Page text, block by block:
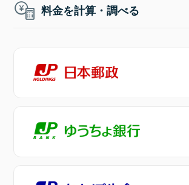
料金を計算・調べる